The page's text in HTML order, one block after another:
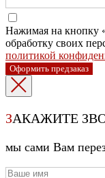
Нажимая на кнопку
обработку своих
политикой
Оформить предзаказ
ЗАКАЖИТЕ
мы сами Вам